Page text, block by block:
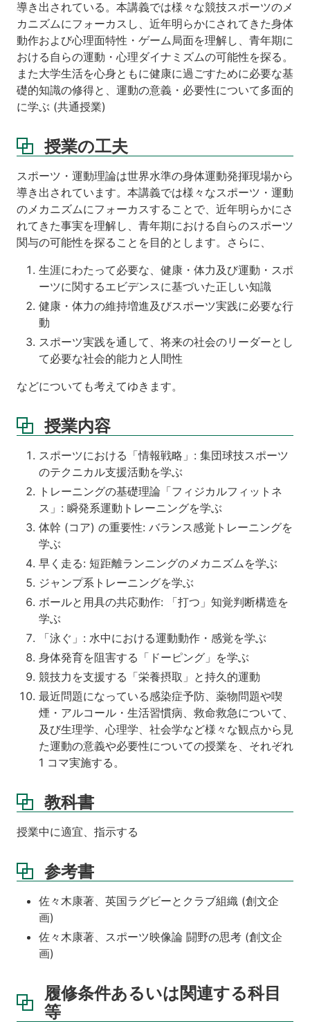
関
連
す
る
科
目
等
義
資
成
評
価
導き出されている。本講義では様々な競技スポーツのメ
カニズムにフォーカスし、近年明らかにされてきた身体
動作および心理面特性・ゲーム局面を理解し、青年期に
おける自らの運動・心理ダイナミズムの可能性を探る。
また大学生活を心身ともに健康に過ごすために必要な基
礎的知識の修得と、運動の意義・必要性について多面的
に学ぶ (共通授業)
授業の工夫
スポーツ・運動理論は世界水準の身体運動発揮現場から
導き出されています。本講義では様々なスポーツ・運動
のメカニズムにフォーカスすることで、近年明らかにさ
れてきた事実を理解し、青年期における自らのスポーツ
関与の可能性を探ることを目的とします。さらに、
生涯にわたって必要な、健康・体力及び運動・スポ
ーツに関するエビデンスに基づいた正しい知識
健康・体力の維持増進及びスポーツ実践に必要な行
動
スポーツ実践を通して、将来の社会のリーダーとし
て必要な社会的能力と人間性
などについても考えてゆきます。
授業内容
スポーツにおける「情報戦略」: 集団球技スポーツ
のテクニカル支援活動を学ぶ
トレーニングの基礎理論「フィジカルフィットネ
ス」: 瞬発系運動トレーニングを学ぶ
体幹 (コア) の重要性: バランス感覚トレーニングを
学ぶ
早く走る: 短距離ランニングのメカニズムを学ぶ
ジャンプ系トレーニングを学ぶ
ボールと用具の共応動作: 「打つ」知覚判断構造を
学ぶ
「泳ぐ」: 水中における運動動作・感覚を学ぶ
身体発育を阻害する「ドーピング」を学ぶ
競技力を支援する「栄養摂取」と持久的運動
最近問題になっている感染症予防、薬物問題や喫
煙・アルコール・生活習慣病、救命救急について、
及び生理学、心理学、社会学など様々な観点から見
た運動の意義や必要性についての授業を、それぞれ
1 コマ実施する。
教科書
授業中に適宜、指示する
参考書
佐々木康著、英国ラグビーとクラブ組織 (創文企
画)
佐々木康著、スポーツ映像論 闘野の思考 (創文企
画)
履修条件あるいは関連する科目
等